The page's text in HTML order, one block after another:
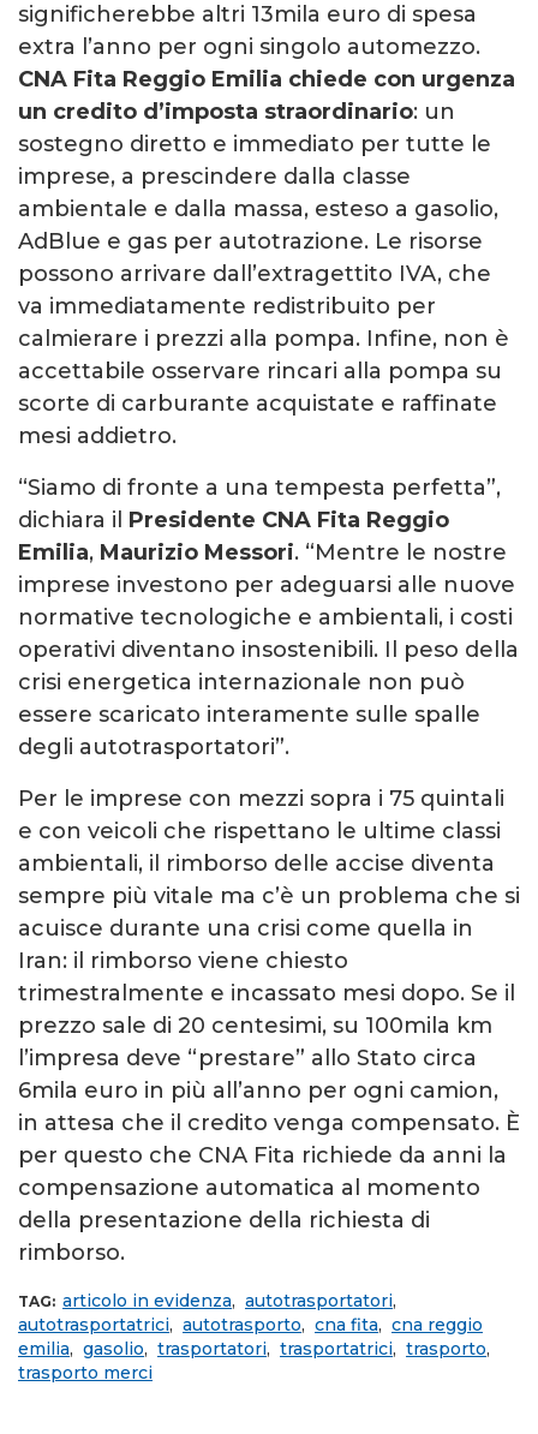
significherebbe altri 13mila euro di spesa
extra l’anno per ogni singolo automezzo.
CNA Fita Reggio Emilia chiede con urgenza
un credito d’imposta straordinario: un
sostegno diretto e immediato per tutte le
imprese, a prescindere dalla classe
ambientale e dalla massa, esteso a gasolio,
AdBlue e gas per autotrazione. Le risorse
possono arrivare dall’extragettito IVA, che
va immediatamente redistribuito per
calmierare i prezzi alla pompa. Infine, non è
accettabile osservare rincari alla pompa su
scorte di carburante acquistate e raffinate
mesi addietro.
“Siamo di fronte a una tempesta perfetta”,
dichiara il Presidente CNA Fita Reggio
Emilia, Maurizio Messori. “Mentre le nostre
imprese investono per adeguarsi alle nuove
normative tecnologiche e ambientali, i costi
operativi diventano insostenibili. Il peso della
crisi energetica internazionale non può
essere scaricato interamente sulle spalle
degli autotrasportatori”.
Per le imprese con mezzi sopra i 75 quintali
e con veicoli che rispettano le ultime classi
ambientali, il rimborso delle accise diventa
sempre più vitale ma c’è un problema che si
acuisce durante una crisi come quella in
Iran: il rimborso viene chiesto
trimestralmente e incassato mesi dopo. Se il
prezzo sale di 20 centesimi, su 100mila km
l’impresa deve “prestare” allo Stato circa
6mila euro in più all’anno per ogni camion,
in attesa che il credito venga compensato. È
per questo che CNA Fita richiede da anni la
compensazione automatica al momento
della presentazione della richiesta di
rimborso.
TAG: articolo in evidenza, autotrasportatori,
autotrasportatrici, autotrasporto, cna fita, cna reggio
emilia, gasolio, trasportatori, trasportatrici, trasporto,
trasporto merci